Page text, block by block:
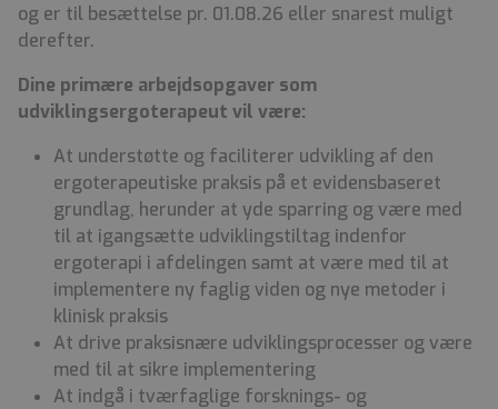
og er til besættelse pr. 01.08.26 eller snarest muligt
derefter.
Dine primære arbejdsopgaver som
udviklingsergoterapeut vil være:
At understøtte og faciliterer udvikling af den
ergoterapeutiske praksis på et evidensbaseret
grundlag, herunder at yde sparring og være med
til at igangsætte udviklingstiltag indenfor
ergoterapi i afdelingen samt at være med til at
implementere ny faglig viden og nye metoder i
klinisk praksis
At drive praksisnære udviklingsprocesser og være
med til at sikre implementering
At indgå i tværfaglige forsknings- og